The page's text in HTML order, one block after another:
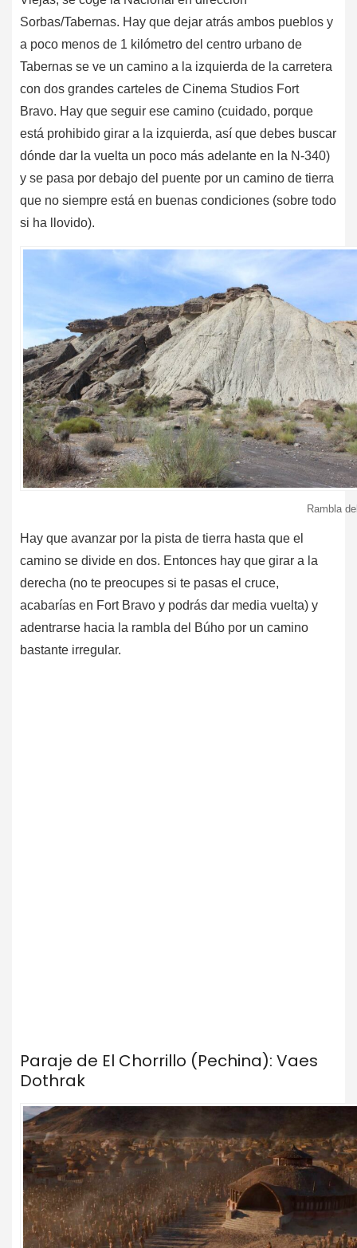
Sorbas/Tabernas. Hay que dejar atrás ambos pueblos y
a poco menos de 1 kilómetro del centro urbano de
Tabernas se ve un camino a la izquierda de la carretera
con dos grandes carteles de Cinema Studios Fort
Bravo. Hay que seguir ese camino (cuidado, porque
está prohibido girar a la izquierda, así que debes buscar
dónde dar la vuelta un poco más adelante en la N-340)
y se pasa por debajo del puente por un camino de tierra
que no siempre está en buenas condiciones (sobre todo
si ha llovido).
Rambla
Hay que avanzar por la pista de tierra hasta que el
camino se divide en dos. Entonces hay que girar a la
derecha (no te preocupes si te pasas el cruce,
acabarías en Fort Bravo y podrás dar media vuelta) y
adentrarse hacia la rambla del Búho por un camino
bastante irregular.
Paraje de El Chorrillo (Pechina): Vaes
Dothrak